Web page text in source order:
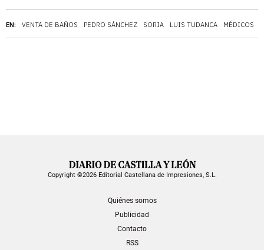
EN: VENTA DE BAÑOS PEDRO SÁNCHEZ SORIA LUIS TUDANCA MÉDICOS
Copyright ©2026 Editorial Castellana de Impresiones, S.L.
Quiénes somos
Publicidad
Contacto
RSS